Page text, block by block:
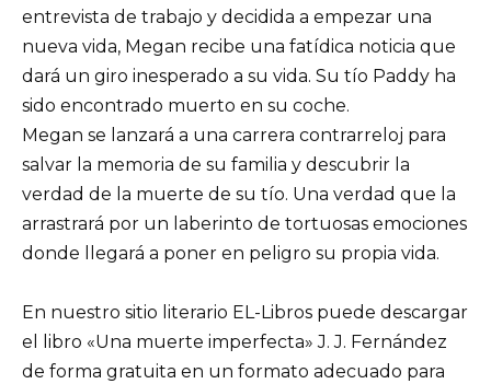
entrevista de trabajo y decidida a empezar una
nueva vida, Megan recibe una fatídica noticia que
dará un giro inesperado a su vida. Su tío Paddy ha
sido encontrado muerto en su coche.
Megan se lanzará a una carrera contrarreloj para
salvar la memoria de su familia y descubrir la
verdad de la muerte de su tío. Una verdad que la
arrastrará por un laberinto de tortuosas emociones
donde llegará a poner en peligro su propia vida.
En nuestro sitio literario EL-Libros puede descargar
el libro «Una muerte imperfecta» J. J. Fernández
de forma gratuita en un formato adecuado para